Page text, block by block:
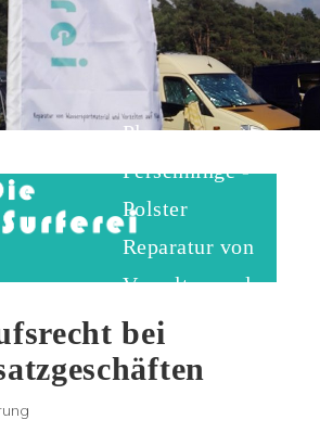
Planen -
Persenninge -
Polster
Reparatur von
Vorzelten und
Wassersportmaterial
bei